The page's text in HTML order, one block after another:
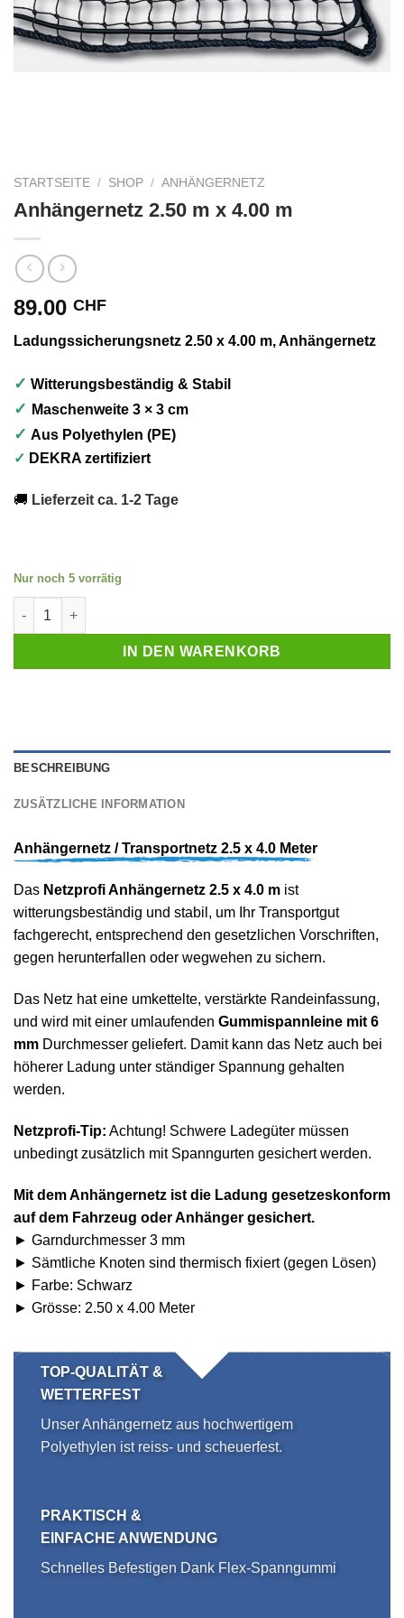
STARTSEITE / SHOP / ANHÄNGERNETZ
Anhängernetz 2.50 m x 4.00 m
89.00 CHF
Ladungssicherungsnetz 2.50 x 4.00 m, Anhängernetz
✓ Witterungsbeständig & Stabil
✓ Maschenweite 3 × 3 cm
✓ Aus Polyethylen (PE)
✓ DEKRA zertifiziert
🚚 Lieferzeit ca. 1-2 Tage
Nur noch 5 vorrätig
Anhängernetz 2.50 m x 4.00 m Menge
IN DEN WARENKORB
BESCHREIBUNG
ZUSÄTZLICHE INFORMATION
Anhängernetz / Transportnetz 2.5 x 4.0 Meter
Das Netzprofi Anhängernetz 2.5 x 4.0 m ist
witterungsbeständig und stabil, um Ihr Transportgut
fachgerecht, entsprechend den gesetzlichen Vorschriften,
gegen herunterfallen oder wegwehen zu sichern.
Das Netz hat eine umkettelte, verstärkte Randeinfassung,
und wird mit einer umlaufenden Gummispannleine mit 6
mm Durchmesser geliefert. Damit kann das Netz auch bei
höherer Ladung unter ständiger Spannung gehalten
werden.
Netzprofi-Tip: Achtung! Schwere Ladegüter müssen
unbedingt zusätzlich mit Spanngurten gesichert werden.
Mit dem Anhängernetz ist die Ladung gesetzeskonform
auf dem Fahrzeug oder Anhänger gesichert.
► Garndurchmesser 3 mm
► Sämtliche Knoten sind thermisch fixiert (gegen Lösen)
► Farbe: Schwarz
► Grösse: 2.50 x 4.00 Meter
TOP-QUALITÄT &
WETTERFEST
Unser Anhängernetz aus hochwertigem
Polyethylen ist reiss- und scheuerfest.
PRAKTISCH &
EINFACHE ANWENDUNG
Schnelles Befestigen Dank Flex-Spanngummi